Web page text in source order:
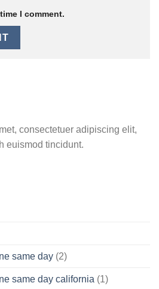
I comment.
consectetuer adipiscing elit,
euismod tincidunt.
same day (2)
same day california (1)